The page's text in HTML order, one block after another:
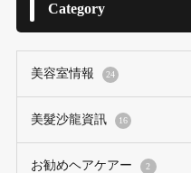
Category
美容室情報 24
美髮沙龍資訊 16
お勧めヘアケアー 2